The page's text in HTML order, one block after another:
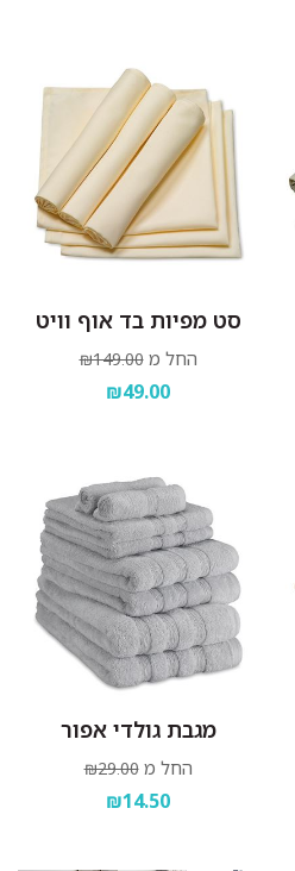
סט מפיות בד אוף וויט
החל מ ₪149.00
₪49.00
מגבת גולדי אפור
החל מ ₪29.00
₪14.50